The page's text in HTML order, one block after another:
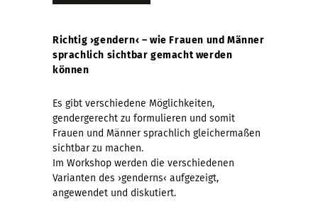
Richtig ›gendern‹ – wie Frauen und Männer
sprachlich sichtbar gemacht werden
können
Es gibt verschiedene Möglichkeiten,
gendergerecht zu formulieren und somit
Frauen und Männer sprachlich gleichermaßen
sichtbar zu machen.
Im Workshop werden die verschiedenen
Varianten des ›genderns‹ aufgezeigt,
angewendet und diskutiert.